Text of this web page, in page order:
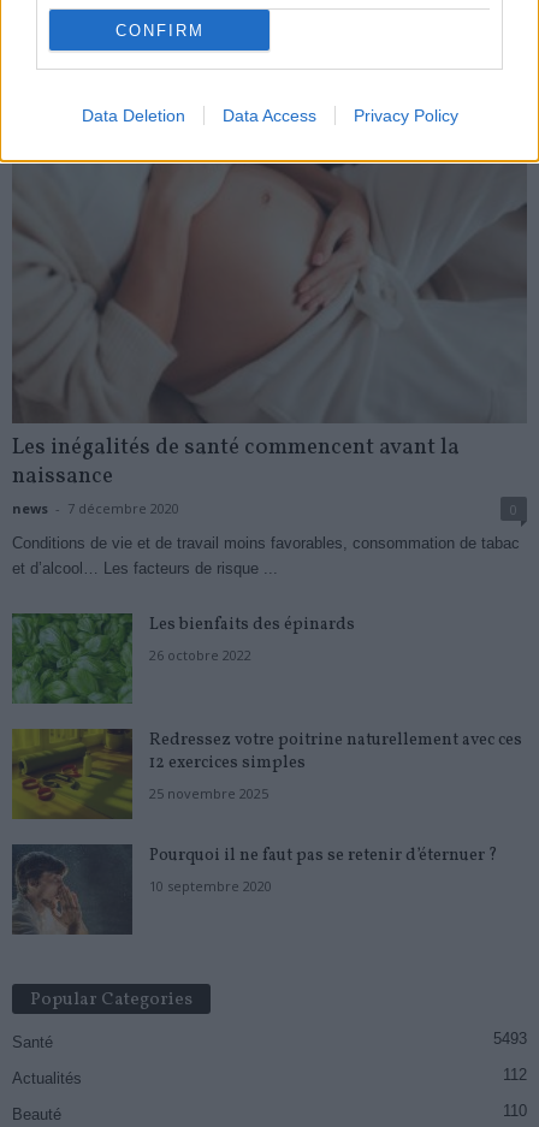
CONFIRM
Data Deletion Data Access Privacy Policy
My Favorites
Les inégalités de santé commencent avant la
naissance
news - 7 décembre 2020
0
Conditions de vie et de travail moins favorables, consommation de tabac
et d’alcool… Les facteurs de risque ...
Les bienfaits des épinards
26 octobre 2022
Redressez votre poitrine naturellement avec ces
12 exercices simples
25 novembre 2025
Pourquoi il ne faut pas se retenir d’éternuer ?
10 septembre 2020
Popular Categories
Santé 5493
Actualités 112
Beauté 110